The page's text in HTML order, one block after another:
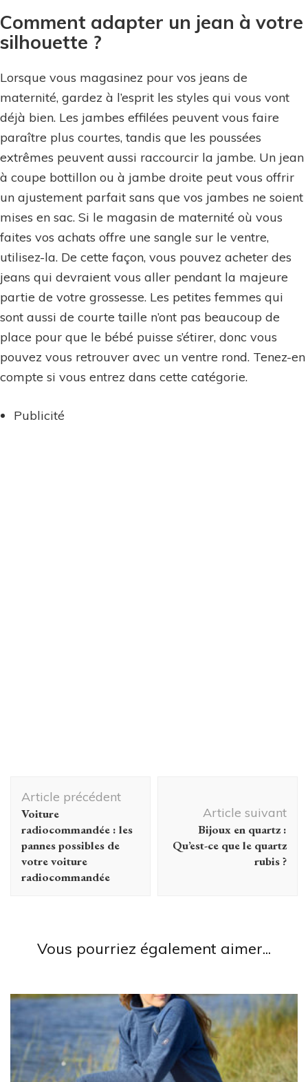
Comment adapter un jean à votre
silhouette ?
Lorsque vous magasinez pour vos jeans de
maternité, gardez à l’esprit les styles qui vous vont
déjà bien. Les jambes effilées peuvent vous faire
paraître plus courtes, tandis que les poussées
extrêmes peuvent aussi raccourcir la jambe. Un jean
à coupe bottillon ou à jambe droite peut vous offrir
un ajustement parfait sans que vos jambes ne soient
mises en sac. Si le magasin de maternité où vous
faites vos achats offre une sangle sur le ventre,
utilisez-la. De cette façon, vous pouvez acheter des
jeans qui devraient vous aller pendant la majeure
partie de votre grossesse. Les petites femmes qui
sont aussi de courte taille n’ont pas beaucoup de
place pour que le bébé puisse s’étirer, donc vous
pouvez vous retrouver avec un ventre rond. Tenez-en
compte si vous entrez dans cette catégorie.
Publicité
Navigation
d'article
Article précédent
Voiture
radiocommandée : les
pannes possibles de
votre voiture
radiocommandée
Article suivant
Bijoux en quartz :
Qu’est-ce que le quartz
rubis ?
Vous pourriez également aimer...
meilleures marques